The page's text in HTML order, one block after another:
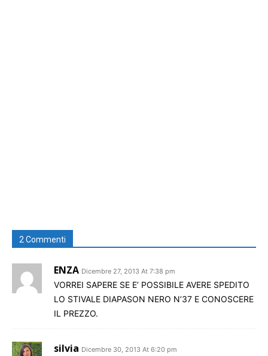
2 Commenti
ENZA Dicembre 27, 2013 At 7:38 pm
VORREI SAPERE SE E’ POSSIBILE AVERE SPEDITO
LO STIVALE DIAPASON NERO N’37 E CONOSCERE
IL PREZZO.
silvia Dicembre 30, 2013 At 6:20 pm